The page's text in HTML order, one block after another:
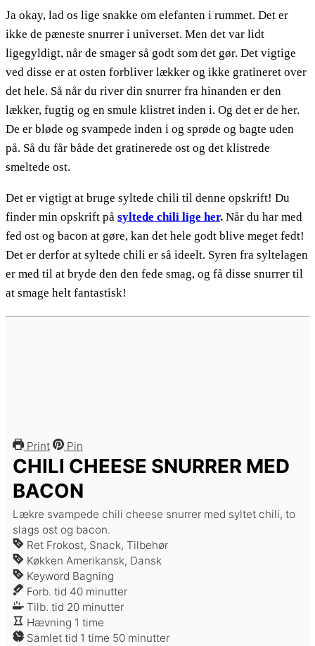
Ja okay, lad os lige snakke om elefanten i rummet. Det er
ikke de pæneste snurrer i universet. Men det var lidt
ligegyldigt, når de smager så godt som det gør. Det vigtige
ved disse er at osten forbliver lækker og ikke gratineret over
det hele. Så når du river din snurrer fra hinanden er den
lækker, fugtig og en smule klistret inden i. Og det er de her.
De er bløde og svampede inden i og sprøde og bagte uden
på. Så du får både det gratinerede ost og det klistrede
smeltede ost.
Det er vigtigt at bruge syltede chili til denne opskrift! Du
finder min opskrift på syltede chili lige her. Når du har med
fed ost og bacon at gøre, kan det hele godt blive meget fedt!
Det er derfor at syltede chili er så ideelt. Syren fra syltelagen
er med til at bryde den den fede smag, og få disse snurrer til
at smage helt fantastisk!
Print Pin
CHILI CHEESE SNURRER MED
BACON
Lækre svampede chili cheese snurrer med syltet chili, to
slags ost og bacon.
Ret Frokost, Snack, Tilbehør
Køkken Amerikansk, Dansk
Keyword Bagning
Forb. tid 40minutter
minutter
Tilb. tid 20minutter
minutter
Hævning 1 time
time
Samlet tid 1 time
time 50minutter
minutter